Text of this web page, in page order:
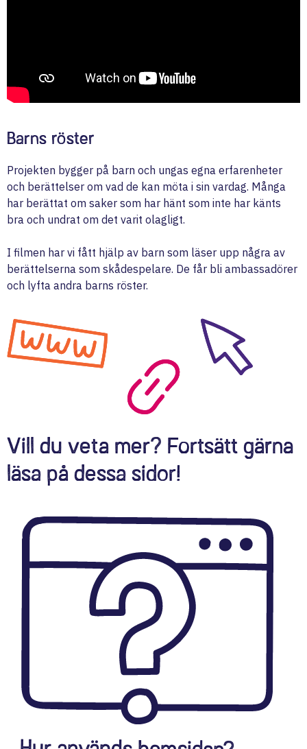
Barns röster
Projekten bygger på barn och ungas egna erfarenheter
och berättelser om vad de kan möta i sin vardag. Många
har berättat om saker som har hänt som inte har känts
bra och undrat om det varit olagligt.
I filmen har vi fått hjälp av barn som läser upp några av
berättelserna som skådespelare. De får bli ambassadörer
och lyfta andra barns röster.
Vill du veta mer? Fortsätt gärna
läsa på dessa sidor!